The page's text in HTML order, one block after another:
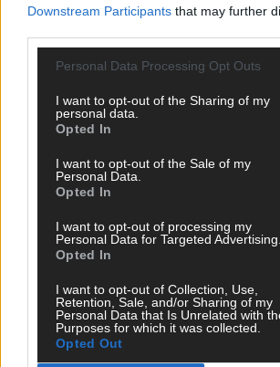
Downstream Participants that may further
Personal Data Processing Opt Outs
I want to opt-out of the Sharing of my
personal data.
Opted In
I want to opt-out of the Sale of my
Personal Data.
Opted In
I want to opt-out of processing my
Personal Data for Targeted Advertising.
Opted In
I want to opt-out of Collection, Use,
Retention, Sale, and/or Sharing of my
Personal Data that Is Unrelated with
Purposes for which it was collected.
Opted Out